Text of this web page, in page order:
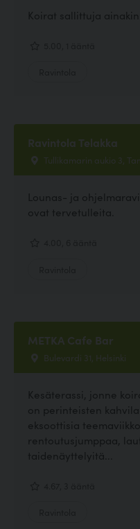
Koirat sallittuja
Ravintola Telakka
Tullikamarin aukio 3,
Lounas- ja
ovat tervetulleita.
METKA Cafe Bar
Bulevardi 31, Helsinki
Kesäterassi, jonne
on perinteisten
eksoottisia
rentoutusjumppaa,
taidenäyttelyitä...